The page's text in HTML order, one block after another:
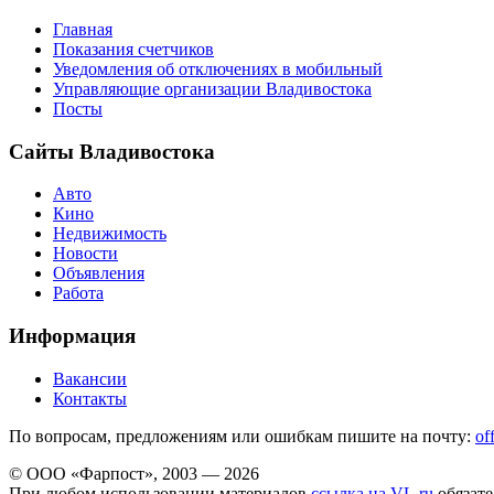
Главная
Показания счетчиков
Уведомления об отключениях в мобильный
Управляющие организации Владивостока
Посты
Сайты Владивостока
Авто
Кино
Недвижимость
Новости
Объявления
Работа
Информация
Вакансии
Контакты
По вопросам, предложениям или ошибкам пишите на почту:
© ООО «Фарпост», 2003 — 2026